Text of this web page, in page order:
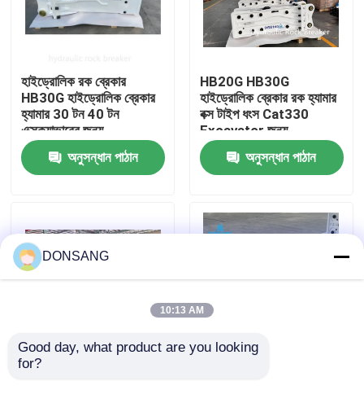
আমাদের সম্পর্কে
কারখানা ভ্রমণ
যোগাযোগ করুন
হাইড্রোলিক রক ব্রেকার
হাইড্রোলিক রক ব্রেকার
HB30G হাইড্রোলিক ব্রেকার
হ্যামার 30 টন 40 টন
এক্সক্যাভারের জন্য
অনুসন্ধান পাঠান
HB20G HB30G
হাইড্রোলিক ব্রেকার রক হ্যামার
বক্স টাইপ ধংস Cat330
Excavator জন্য
অনুসন্ধান পাঠান
সিজেল 165 মিমি প্রশস্ত
DONSANG
10:13 AM
Good day, what product are you looking
for?